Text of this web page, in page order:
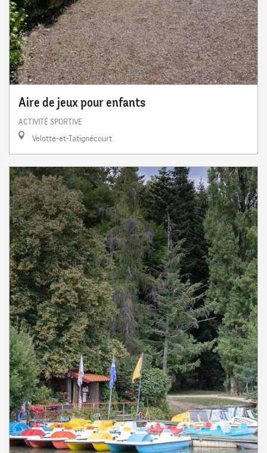
Aire de jeux pour enfants
ACTIVITÉ SPORTIVE
Velotte-et-Tatignécourt